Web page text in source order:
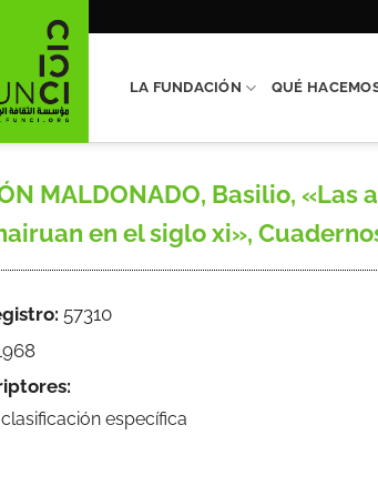
LA FUNDACIÓN QUÉ
MALDONADO, Basilio,
en el siglo xi»,
57310
específica